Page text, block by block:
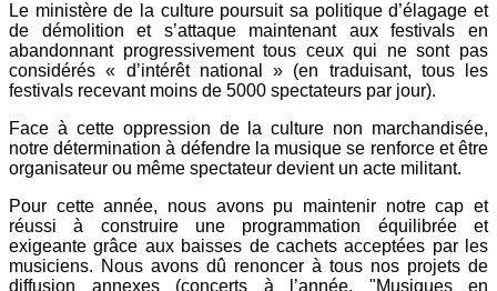
Le ministère de la culture poursuit sa politique d’élagage et
de démolition et s’attaque maintenant aux festivals en
abandonnant progressivement tous ceux qui ne sont pas
considérés « d’intérêt national » (en traduisant, tous les
festivals recevant moins de 5000 spectateurs par jour).
Face à cette oppression de la culture non marchandisée,
notre détermination à défendre la musique se renforce et être
organisateur ou même spectateur devient un acte militant.
Pour cette année, nous avons pu maintenir notre cap et
réussi à construire une programmation équilibrée et
exigeante grâce aux baisses de cachets acceptées par les
musiciens. Nous avons dû renoncer à tous nos projets de
diffusion annexes (concerts à l’année, "Musiques en